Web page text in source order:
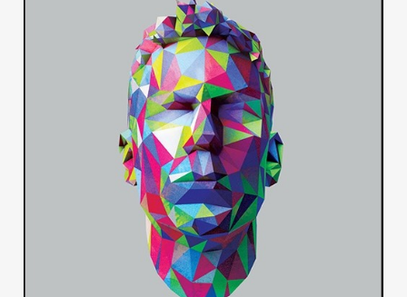
Home
Cover Story
Publicidad
Contacto
Aviso Legal
© 2015-2022 UMOMAG. PROPIEDAD DE UMO agency. TODOS LOS
DERECHOS RESERVADOS.